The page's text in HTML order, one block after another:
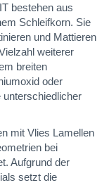
bestehen aus
Schleifkorn. Sie
und Mattieren
weiterer
breiten
oder
unterschiedlicher
mit Vlies Lamellen
bei
Aufgrund der
setzt die